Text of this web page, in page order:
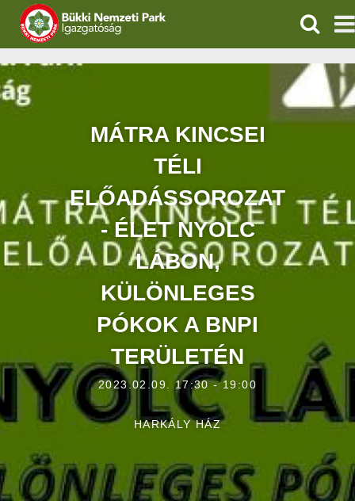
IGAZGATÓSÁG
TERMÉSZETVÉDELEM
ÖKOTURIZMUS
OKTATÁS
GEOPARKOK
MÁTRA KINCSEI
TÉLI
ELŐADÁSSOROZAT
- ÉLET NYOLC
LÁBON,
KÜLÖNLEGES
PÓKOK A BNPI
TERÜLETÉN
2023.02.09. 17:30 - 19:00
HARKÁLY HÁZ